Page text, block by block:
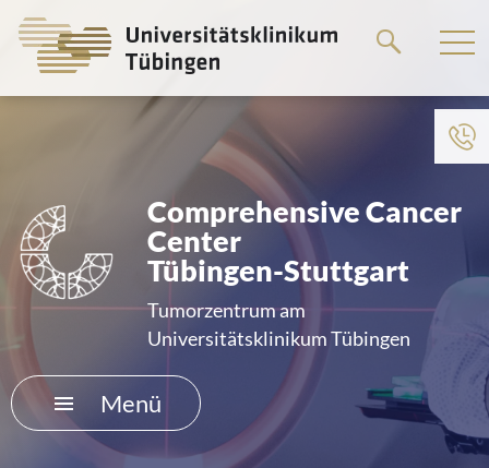
zum
Comprehensive Cancer
Center
Tübingen-Stuttgart
Tumorzentrum am
Universitätsklinikum Tübingen
Menü
Zum Menü der Einrichtung
DAS KLINIKUM
PATIENTEN &AMP; BESUCHER
KARRIERE